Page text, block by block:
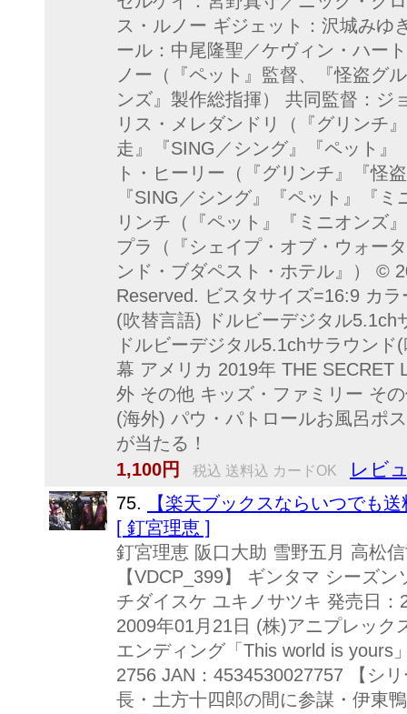
ス・ルノー ギジェット：沢城みゆ
ール：中尾隆聖／ケヴィン・ハー
ノー（『ペット』監督、『怪盗グ
ンズ』製作総指揮） 共同監督：ジ
リス・メレダンドリ（『グリンチ
走』『SING／シング』『ペッ
ト・ヒーリー（『グリンチ』『怪
『SING／シング』『ペット』『
リンチ（『ペット』『ミニオンズ
プラ（『シェイプ・オブ・ウォー
ンド・ブダペスト・ホテル』） ©
Reserved. ビスタサイズ=16:9 カ
(吹替言語) ドルビーデジタル5.1ch
ドルビーデジタル5.1chサラウン
幕 アメリカ 2019年 THE SECRET
外 その他 キッズ・ファミリー そ
(海外) パウ・パトロールお風呂ポ
が当たる！
1,100円
税込 送料込 カードOK レビ
75.
【楽天ブックスならいつでも
[ 釘宮理恵 ]
釘宮理恵 阪口大助 雪野五月 高松
【VDCP_399】 ギンタマ シーズ
チダイスケ ユキノサツキ 発売日
2009年01月21日 (株)アニプレック
エンディング「This world is yours
2756 JAN：4534530027757 【シ
長・土方十四郎の間に参謀・伊東